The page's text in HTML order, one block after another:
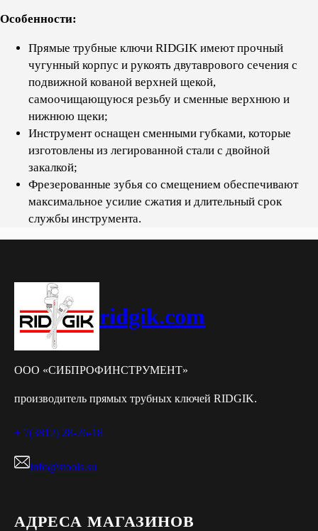
Особенности:
Прямые трубные ключи RIDGIK имеют прочный
чугунный корпус и рукоять двутаврового сечения с
подвижной кованой верхней щекой,
самоочищающуюся резьбу и сменные верхнюю и
нижнюю щеки;
Инструмент оснащен сменными губками, которые
изготовлены из легированной стали с двойной
закалкой;
Фрезерованные зубья со смещением обеспечивают
максимальное усилие сжатия и длительный срок
службы инструмента.
ridgik.com
ООО «СИБПРОФИНСТРУМЕНТ»
производитель прямых трубных ключей RIDGIK.
+ 7(3812) 28-26-18
info@stools.su
АДРЕСА МАГАЗИНОВ